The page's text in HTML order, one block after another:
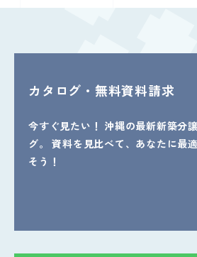
カタログ・無料資料請求
今すぐ見たい！
沖縄の最新新築分
グ。
資料を見比べて、あなたに最
そう！